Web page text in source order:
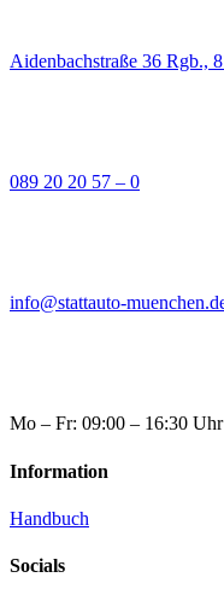
Aidenbachstraße 36 Rgb.,
089 20 20 57 – 0
info@stattauto-
Mo – Fr: 09:00 – 16:30 Uhr
Information
Handbuch
Socials